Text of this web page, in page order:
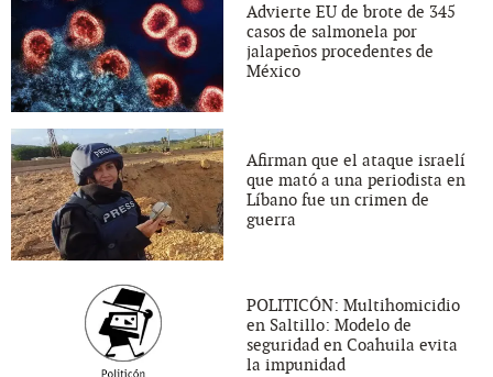
Advierte EU de brote de 345
casos de salmonela por
jalapeños procedentes de
México
Afirman que el ataque israelí
que mató a una periodista en
Líbano fue un crimen de
guerra
POLITICÓN: Multihomicidio
en Saltillo: Modelo de
seguridad en Coahuila evita
la impunidad